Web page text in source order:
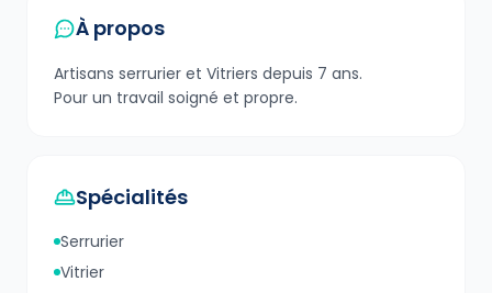
À propos
Artisans serrurier et Vitriers depuis 7 ans.
Pour un travail soigné et propre.
Spécialités
Serrurier
Vitrier